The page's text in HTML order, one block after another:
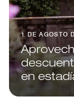
1 DE AGOSTO
en